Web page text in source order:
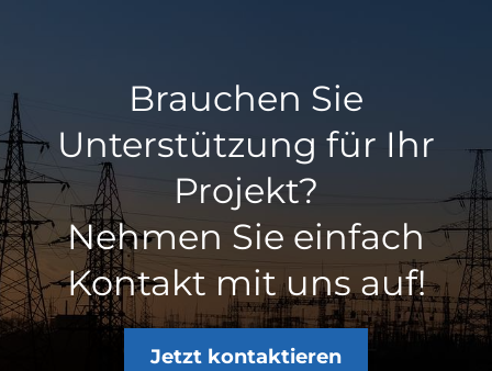
Brauchen Sie
Unterstützung für Ihr
Projekt?
Nehmen Sie einfach
Kontakt mit uns auf!
Jetzt kontaktieren